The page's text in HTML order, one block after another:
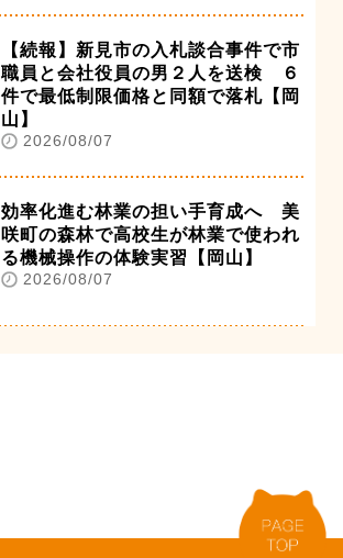
【続報】新見市の入札談合事件で市
職員と会社役員の男２人を送検 ６
件で最低制限価格と同額で落札【岡
山】
2026/08/07
効率化進む林業の担い手育成へ 美
咲町の森林で高校生が林業で使われ
る機械操作の体験実習【岡山】
2026/08/07